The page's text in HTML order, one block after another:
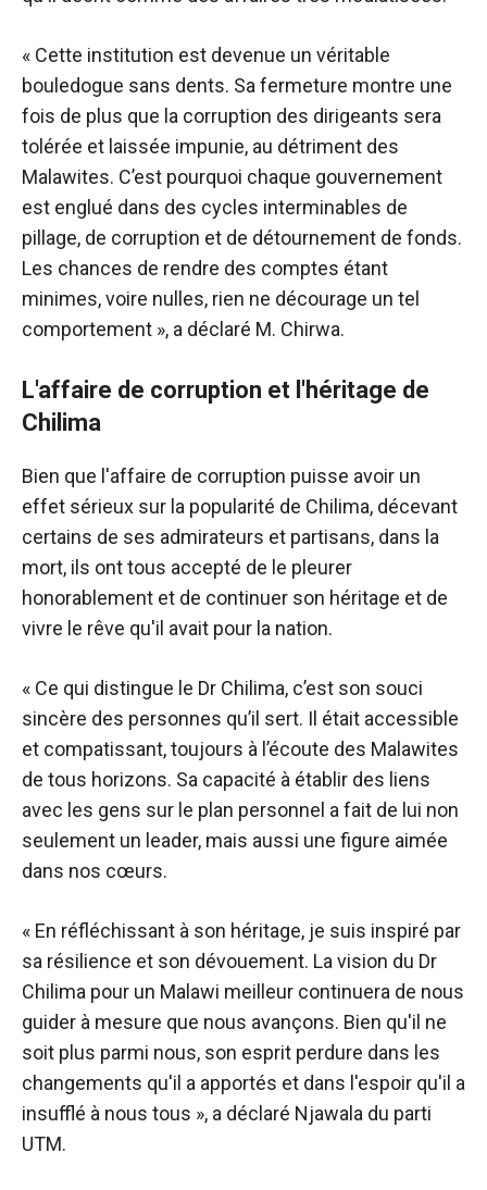
« Cette institution est devenue un véritable
bouledogue sans dents. Sa fermeture montre une
fois de plus que la corruption des dirigeants sera
tolérée et laissée impunie, au détriment des
Malawites. C’est pourquoi chaque gouvernement
est englué dans des cycles interminables de
pillage, de corruption et de détournement de fonds.
Les chances de rendre des comptes étant
minimes, voire nulles, rien ne décourage un tel
comportement », a déclaré M. Chirwa.
L'affaire de corruption et l'héritage de
Chilima
Bien que l'affaire de corruption puisse avoir un
effet sérieux sur la popularité de Chilima, décevant
certains de ses admirateurs et partisans, dans la
mort, ils ont tous accepté de le pleurer
honorablement et de continuer son héritage et de
vivre le rêve qu'il avait pour la nation.
« Ce qui distingue le Dr Chilima, c’est son souci
sincère des personnes qu’il sert. Il était accessible
et compatissant, toujours à l’écoute des Malawites
de tous horizons. Sa capacité à établir des liens
avec les gens sur le plan personnel a fait de lui non
seulement un leader, mais aussi une figure aimée
dans nos cœurs.
« En réfléchissant à son héritage, je suis inspiré par
sa résilience et son dévouement. La vision du Dr
Chilima pour un Malawi meilleur continuera de nous
guider à mesure que nous avançons. Bien qu'il ne
soit plus parmi nous, son esprit perdure dans les
changements qu'il a apportés et dans l'espoir qu'il a
insufflé à nous tous », a déclaré Njawala du parti
UTM.